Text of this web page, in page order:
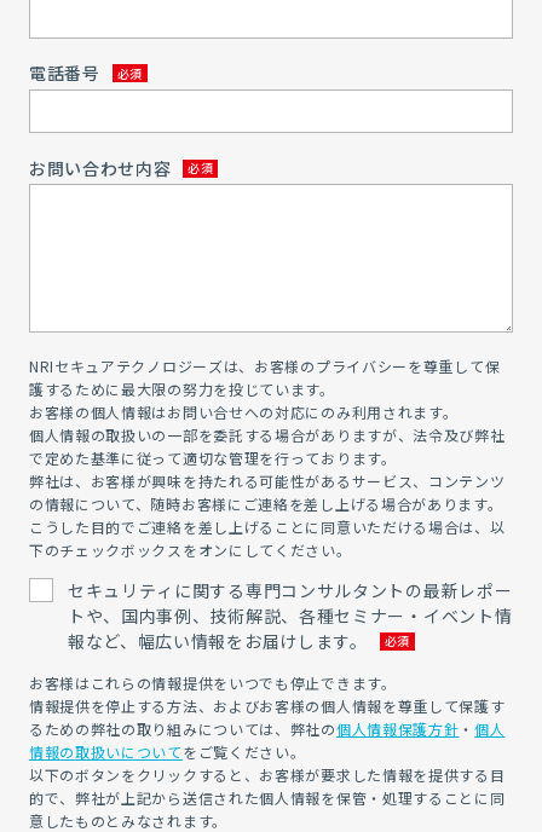
電話番号
お問い合わせ内容
NRIセキュアテクノロジーズは、お客様のプライバシーを尊重して保
護するために最大限の努力を投じています。
お客様の個人情報はお問い合せへの対応にのみ利用されます。
個人情報の取扱いの一部を委託する場合がありますが、法令及び弊社
で定めた基準に従って適切な管理を行っております。
弊社は、お客様が興味を持たれる可能性があるサービス、コンテンツ
の情報について、随時お客様にご連絡を差し上げる場合があります。
こうした目的でご連絡を差し上げることに同意いただける場合は、以
下のチェックボックスをオンにしてください。
セキュリティに関する専門コンサルタントの最新レポー
トや、国内事例、技術解説、各種セミナー・イベント情
報など、幅広い情報をお届けします。
お客様はこれらの情報提供をいつでも停止できます。
情報提供を停止する方法、およびお客様の個人情報を尊重して保護す
るための弊社の取り組みについては、弊社の個人情報保護方針 ・個人
情報の取扱いについてをご覧ください。
以下のボタンをクリックすると、お客様が要求した情報を提供する目
的で、弊社が上記から送信された個人情報を保管・処理することに同
意したものとみなされます。